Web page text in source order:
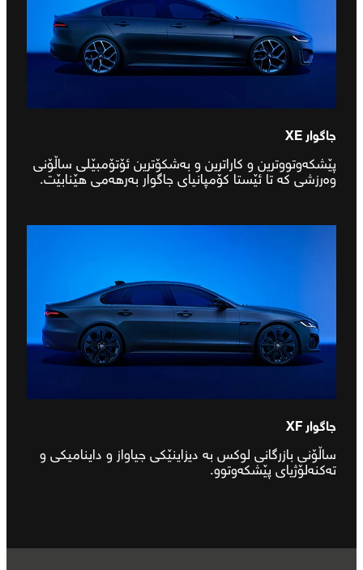
جاگوار XE
پێشکەوتووترین و کاراترین و بەشکۆترین ئۆتۆمبێلی ساڵۆنی
وەرزشی کە تا ئێستا کۆمپانیای جاگوار بەرهەمی هێنابێت.
جاگوار XF
ساڵۆنی بازرگانی لوکس بە دیزاینێکی جیاواز و داینامیکی و
تەکنەلۆژیای پێشکەوتوو.